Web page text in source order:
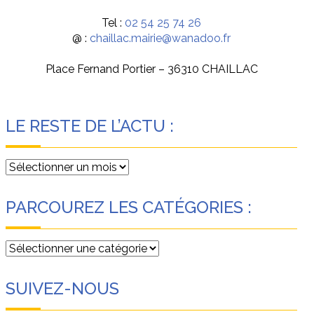
Tel : 02 54 25 74 26
@ : chaillac.mairie@wanadoo.fr
Place Fernand Portier – 36310 CHAILLAC
LE RESTE DE L’ACTU :
Le
l’actu
:
PARCOUREZ LES CATÉGORIES :
Parcourez
:SUIVEZ-NOUS